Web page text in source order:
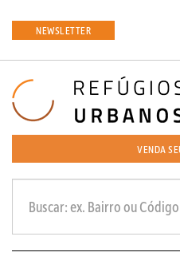
NEWSLETTER
VENDA